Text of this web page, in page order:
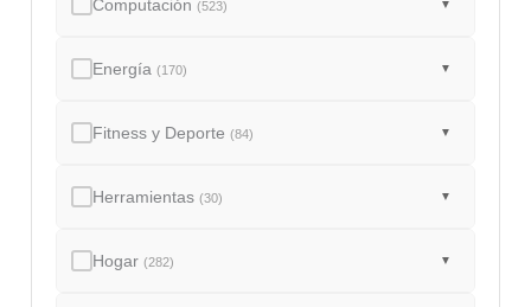
Computación(523) ▼
Energía(170) ▼
Fitness y Deporte(84) ▼
Herramientas(30) ▼
Hogar(282) ▼